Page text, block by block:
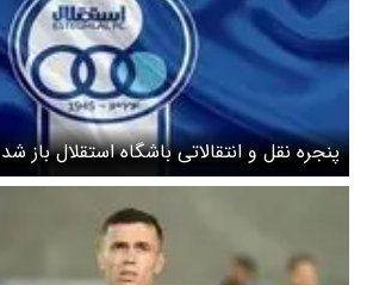
پنجره نقل و انتقالاتی باشگاه استقلال باز شد